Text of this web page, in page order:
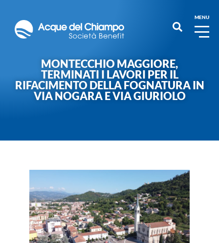
MENU
MONTECCHIO MAGGIORE,
TERMINATI I LAVORI PER IL
RIFACIMENTO DELLA FOGNATURA IN
VIA NOGARA E VIA GIURIOLO